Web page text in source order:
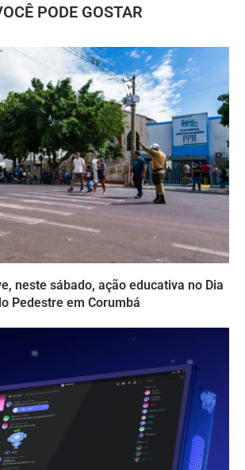
PODE GOSTAR
neste sábado, ação educativa no Dia
Pedestre em Corumbá